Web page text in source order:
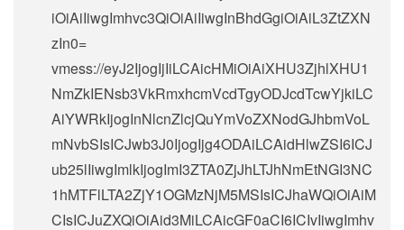
iOiAiIiwgImhvc3QiOiAiIiwgInBhdGgiOiAiL3ZtZXN
zIn0=
vmess://eyJ2IjogIjIiLCAicHMiOiAiXHU3ZjhlXHU1
NmZkIENsb3VkRmxhcmVcdTgyODJcdTcwYjkiLC
AiYWRkIjogInNlcnZlcjQuYmVoZXNodGJhbmVoL
mNvbSIsICJwb3J0IjogIjg4ODAiLCAidHlwZSI6ICJ
ub25lIiwgImlkIjogImI3ZTA0ZjJhLTJhNmEtNGI3NC
1hMTFlLTA2ZjY1OGMzNjM5MSIsICJhaWQiOiAiM
CIsICJuZXQiOiAid3MiLCAicGF0aCI6ICIvIiwgImhv